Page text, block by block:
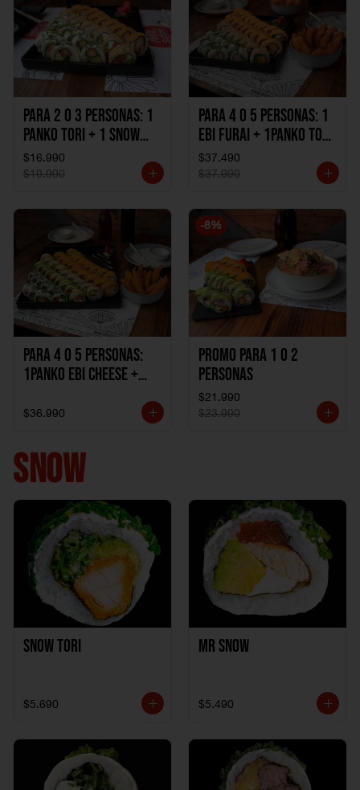
Para 2 o 3 personas: 1
Panko Tori + 1 Snow
Ebi Cheese + 1
California Sake Cheese
$16.990
$19.990
Para 4 o 5 personas: 1
Ebi Furai + 1Panko Tori
+ 1Snow Kani +
1California Sake +
1Katzu de Camaron
$37.490
$37.990
Para 4 o 5 personas:
1Panko Ebi Cheese +
Sake + 1Avocado Beto
1Katzu de Pollo
$36.990
-8%
Promo Para 1 o 2
personas
$21.990
$23.990
SNOW
Snow Tori
$5.690
Mr Snow
$5.490